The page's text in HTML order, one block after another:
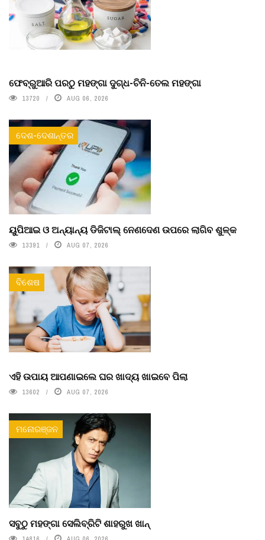
ଫେବ୍ରୁଆରି ପରଠୁ ମହଙ୍ଗା ଦୁଗ୍ଧ-ଚିନି-ତେଲ ମହଙ୍ଗା
13720 AUG 06, 2026
ଦେଶ-ଦେଶାନ୍ତର
ୟୁପିଆଇ ଓ ଅନ୍ୟାନ୍ୟ ଡିଜିଟାଲ୍ ନେଣଦେଣ ଉପରେ ଲାଗିବ ଶୁଳ୍କ
13391 AUG 07, 2026
ବିଶେଷ
ଏହି ଉପାୟ ଆପଣାଇଲେ ଘର ଖାଦ୍ୟ ଖାଇବେ ପିଲା
13602 AUG 07, 2026
ମନୋରଞ୍ଜନ
ସବୁଠୁ ମହଙ୍ଗା ସେଲିବ୍ରିଟି ଶାହରୁଖ ଖାନ୍